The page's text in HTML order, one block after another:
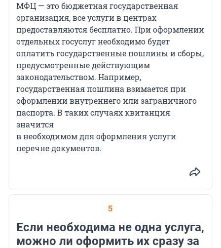
МФЦ — это бюджетная государственная
организация, все услуги в центрах
предоставляются бесплатно. При оформлении
отдельных госуслуг необходимо будет
оплатить государственные пошлины и сборы,
предусмотренные действующим
законодательством. Например,
государственная пошлина взимается при
оформлении внутреннего или заграничного
паспорта. В таких случаях квитанция
значится
в необходимом для оформления услуги
перечне документов.
5
Если необходима не одна услуга,
можно ли оформить их сразу за